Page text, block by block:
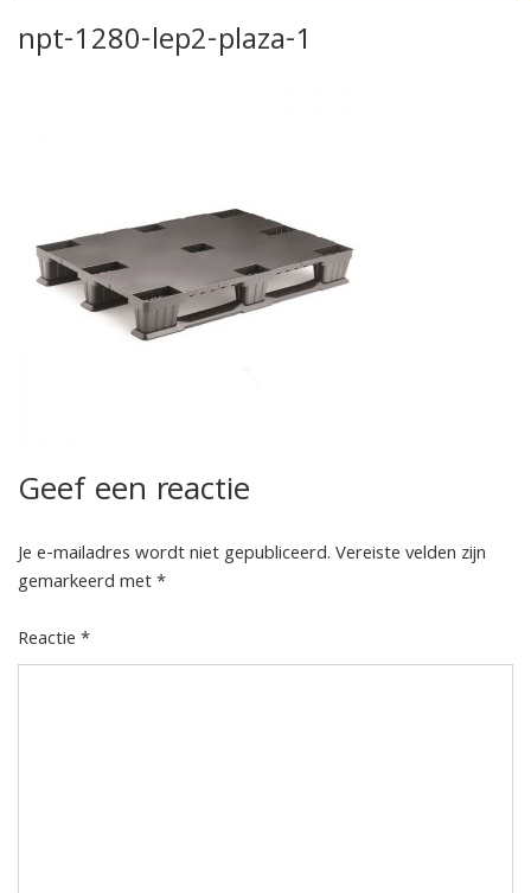
npt-1280-lep2-plaza-1
Geef een reactie
Je e-mailadres wordt niet gepubliceerd.Vereiste velden zijn
gemarkeerd met*
Reactie*